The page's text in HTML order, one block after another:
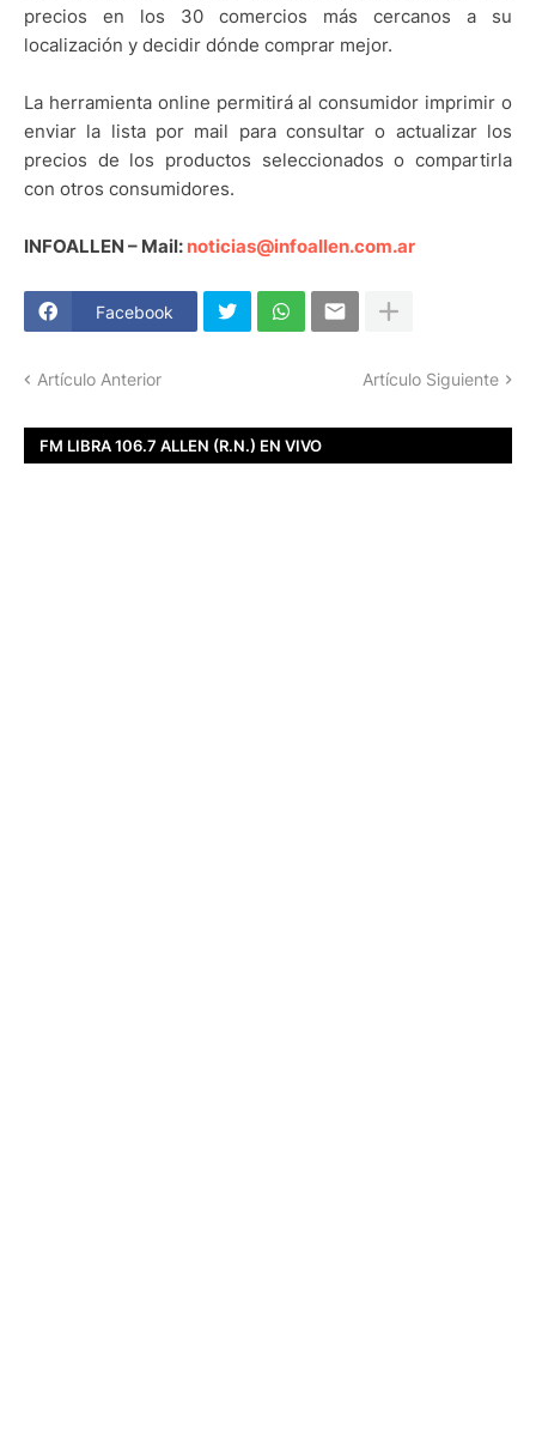
precios en los 30 comercios más cercanos a su
localización y decidir dónde comprar mejor.
La herramienta online permitirá al consumidor imprimir o
enviar la lista por mail para consultar o actualizar los
precios de los productos seleccionados o compartirla
con otros consumidores.
INFOALLEN – Mail: noticias@infoallen.com.ar
Facebook
Artículo Anterior Artículo Siguiente
FM LIBRA 106.7 ALLEN (R.N.) EN VIVO